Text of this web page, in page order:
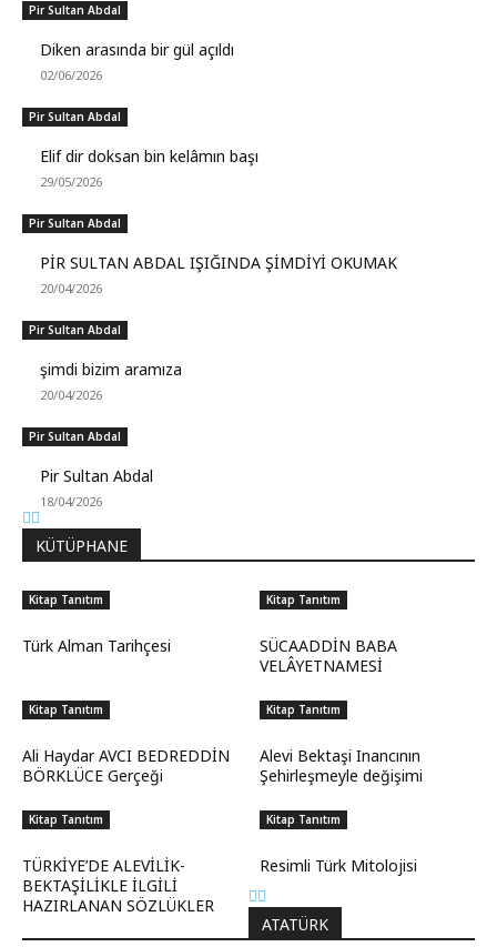
Pir Sultan Abdal
Diken arasında bir gül açıldı
02/06/2026
Pir Sultan Abdal
Elif dir doksan bin kelâmın başı
29/05/2026
Pir Sultan Abdal
PİR SULTAN ABDAL IŞIĞINDA ŞİMDİYİ OKUMAK
20/04/2026
Pir Sultan Abdal
şimdi bizim aramıza
20/04/2026
Pir Sultan Abdal
Pir Sultan Abdal
18/04/2026
KÜTÜPHANE
Kitap Tanıtım
Türk Alman Tarihçesi
Kitap Tanıtım
SÜCAADDİN BABA
VELÂYETNAMESİ
Kitap Tanıtım
Ali Haydar AVCI BEDREDDİN
BÖRKLÜCE Gerçeği
Kitap Tanıtım
Alevi Bektaşi Inancının
Şehirleşmeyle değişimi
Kitap Tanıtım
TÜRKİYE’DE ALEVİLİK-
BEKTAŞİLİKLE İLGİLİ
HAZIRLANAN SÖZLÜKLER
Kitap Tanıtım
Resimli Türk Mitolojisi
ATATÜRK